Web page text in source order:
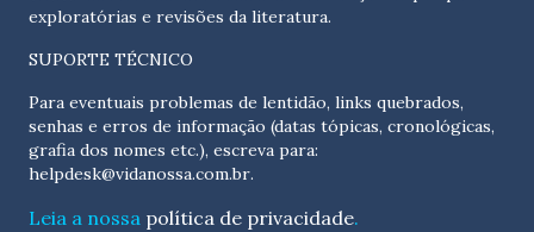
exploratórias e revisões da literatura.
SUPORTE TÉCNICO
Para eventuais problemas de lentidão, links quebrados,
senhas e erros de informação (datas tópicas, cronológicas,
helpdesk@vidanossa.com.br.
Leia a nossa política de privacidade.